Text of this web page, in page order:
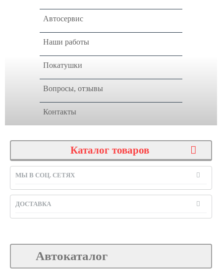
Автосервис
Наши работы
Покатушки
Вопросы, отзывы
Контакты
Каталог товаров
МЫ В СОЦ. СЕТЯХ
ДОСТАВКА
Автокаталог